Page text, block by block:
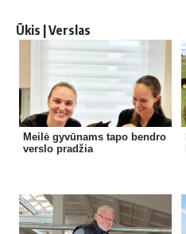
Ūkis | Verslas
Meilė gyvūnams tapo bendro
verslo pradžia